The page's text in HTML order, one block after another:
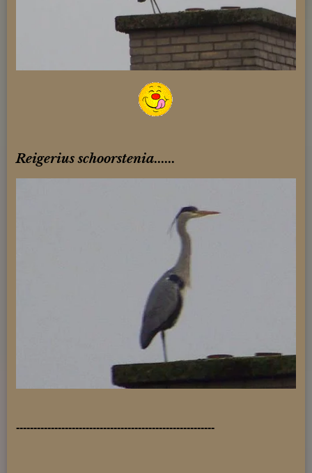
Reigerius schoorstenia......
---------------------------------------------------------